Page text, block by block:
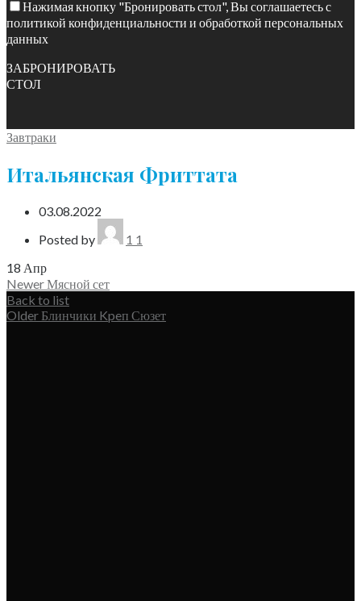
Нажимая кнопку "Бронировать стол", Вы соглашаетесь с
политикой конфиденциальности и обработкой персональных
данных
ЗАБРОНИРОВАТЬ
СТОЛ
Завтраки
Итальянская Фриттата
03.08.2022
Posted by
1 1
18 Апр
NewerМясной сет
Back to list
Older Блинчики Kpeп Сюзет